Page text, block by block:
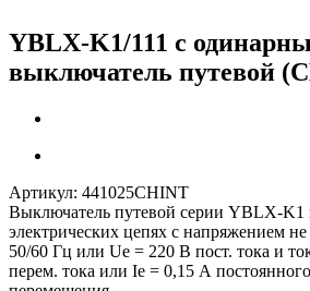
YBLX-K1/111 c
выключатель путевой
Артикул: 441025CHINT
Выключатель путевой серии YBLX-K1
электрических цепях с напряжением
50/60 Гц или Ue = 220 В пост. тока и
перем. тока или Ie = 0,15 А